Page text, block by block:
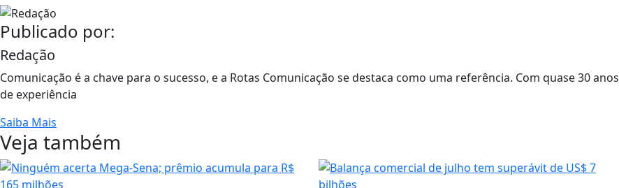
Publicado por:
Redação
Comunicação é a chave para o sucesso, e a Rotas Comunicação se destaca como uma referência. Com quase 30 anos
de experiência
Saiba Mais
Veja também